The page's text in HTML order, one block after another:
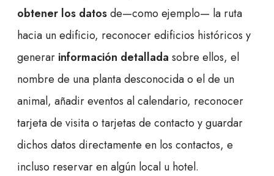
obtener los datosde—como ejemplo— la ruta
hacia un edificio, reconocer edificios históricos y
generar información detallada sobre ellos, el
nombre de una planta desconocida o el de un
animal, añadir eventos al calendario, reconocer
tarjeta de visita o tarjetas de contacto y guardar
dichos datos directamente en los contactos, e
incluso reservar en algún local u hotel.